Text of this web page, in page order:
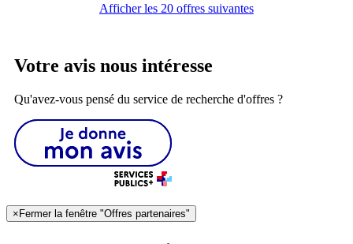
Afficher les 20 offres suivantes
Votre avis nous intéresse
Qu'avez-vous pensé du service de recherche d'offres ?
×Fermer la fenêtre "Offres partenaires"